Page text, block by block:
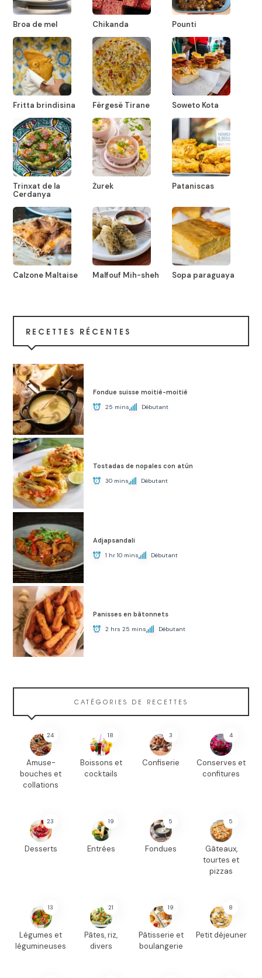
Broa de mel Chikanda Pounti
Fritta brindisina Fërgesë Tirane Soweto Kota
Trinxat de la
Cerdanya
Żurek Pataniscas
Calzone Maltaise Malfouf Mih-sheh Sopa paraguaya
RECETTES RÉCENTES
Fondue suisse moitié-moitié
25 mins Débutant
Tostadas de nopales con atún
30 mins Débutant
Adjapsandali
1 hr 10 mins Débutant
Panisses en bâtonnets
2 hrs 25 mins Débutant
CATÉGORIES DE RECETTES
24
Amuse-
bouches et
collations
18
Boissons et
cocktails
3
Confiserie
4
Conserves et
confitures
23
Desserts
19
Entrées
5
Fondues
5
Gâteaux,
tourtes et
pizzas
13
Légumes et
légumineuses
21
Pâtes, riz,
divers
19
Pâtisserie et
boulangerie
8
Petit déjeuner